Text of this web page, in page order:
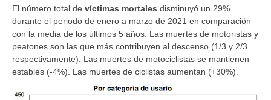
El número total de víctimas mortales disminuyó un 29%
durante el periodo de enero a marzo de 2021 en comparación
con la media de los últimos 5 años. Las muertes de motoristas y
peatones son las que más contribuyen al descenso (1/3 y 2/3
respectivamente). Las muertes de motociclistas se mantienen
estables (-4%). Las muertes de ciclistas aumentan (+30%).